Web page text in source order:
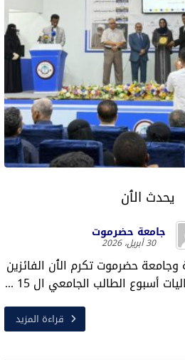
يحدث الٱن
جامعة حضرموت
30 أبريل، 2026
وجامعة حضرموت تكرم الٱن الفائزين
أسبوع الطالب الجامعي ال 15 ...
قراءة المزيد